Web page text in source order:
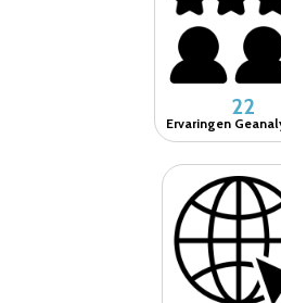
22
Ervaringen